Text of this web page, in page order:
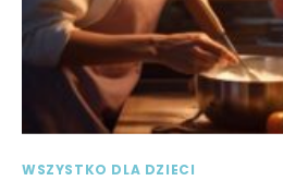
WSZYSTKO DLA DZIECI